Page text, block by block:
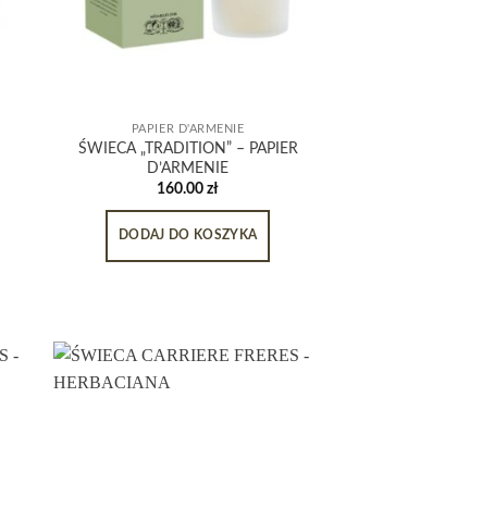
PAPIER D'ARMENIE
ŚWIECA „TRADITION” – PAPIER
D’ARMENIE
160.00zł
DODAJ DO KOSZYKA